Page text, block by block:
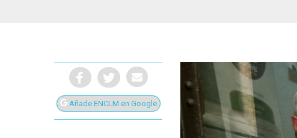
Presiona Intro para buscar o ESC para cerrar
Añade ENCLM en Google